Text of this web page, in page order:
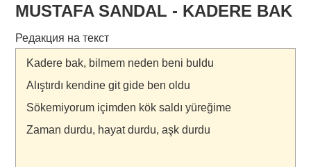
МUSTAFA SANDAL - KADERE BAK
Редакция на текст